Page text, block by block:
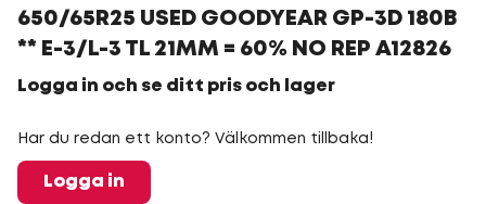
650/65R25 USED GOODYEAR GP-3D 180B
** E-3/L-3 TL 21MM = 60% NO REP A12826
Logga in och se ditt pris och lager
Har du redan ett konto? Välkommen tillbaka!
Logga in